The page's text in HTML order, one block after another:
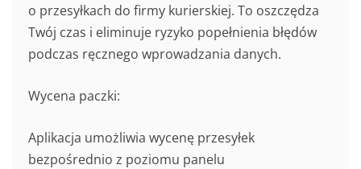
o przesyłkach do firmy kurierskiej. To oszczędza
Twój czas i eliminuje ryzyko popełnienia błędów
podczas ręcznego wprowadzania danych.
Wycena paczki:
Aplikacja umożliwia wycenę przesyłek
bezpośrednio z poziomu panelu